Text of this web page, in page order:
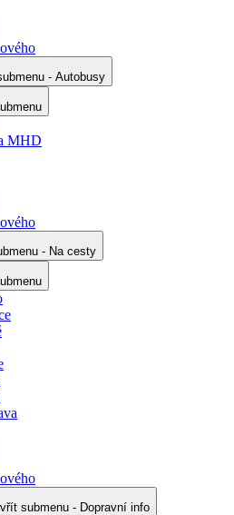
- Autobusy
MHD
- Na cesty
submenu - Dopravní info